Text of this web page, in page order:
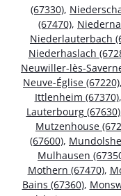
(67330),
(67470),
Niederlauterbach
Niederhaslach
Neuwiller-lès-
Neuve-Église (67220),
Ittlenheim (67370),
Lauterbourg (67630)
Mutzenhouse
(67600),
Mulhausen
Mothern (67470),
Bains (67360),